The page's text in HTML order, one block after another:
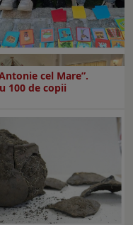
cel Mare”.
100 de copii